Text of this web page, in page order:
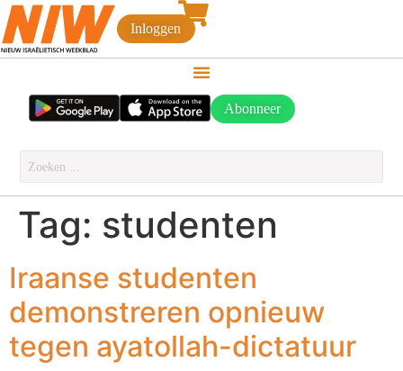
Inloggen
Abonneer
Tag: studenten
Iraanse studenten
demonstreren opnieuw
tegen ayatollah-dictatuur